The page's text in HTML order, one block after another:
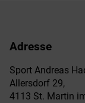
Adresse
Sport Andreas
Allersdorf 29,
4113 St. Martin